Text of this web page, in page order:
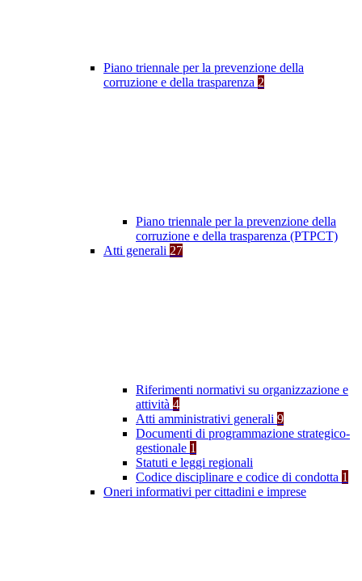
Piano triennale per la prevenzione della
corruzione e della trasparenza 2
Piano triennale per la prevenzione della
corruzione e della trasparenza (PTPCT)
Atti generali 27
Riferimenti normativi su organizzazione e
attività 4
Atti amministrativi generali 9
Documenti di programmazione strategico-
gestionale 1
Statuti e leggi regionali
Codice disciplinare e codice di condotta 1
Oneri informativi per cittadini e imprese